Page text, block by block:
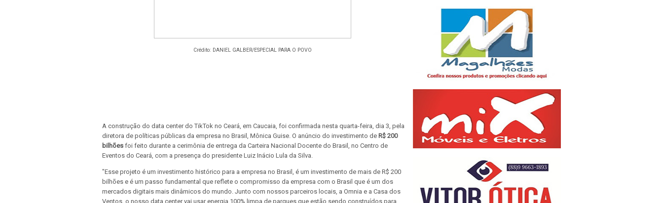
Crédito: DANIEL GALBER/ESPECIAL PARA O POVO
A construção do data center do TikTok no Ceará, em Caucaia, foi confirmada nesta quarta-feira, dia 3, pela
diretora de políticas públicas da empresa no Brasil, Mônica Guise. O anúncio do investimento de R$ 200
bilhões foi feito durante a cerimônia de entrega da Carteira Nacional Docente do Brasil, no Centro de
Eventos do Ceará, com a presença do presidente Luiz Inácio Lula da Silva.
"Esse projeto é um investimento histórico para a empresa no Brasil, é um investimento de mais de R$ 200
bilhões e é um passo fundamental que reflete o compromisso da empresa com o Brasil que é um dos
mercados digitais mais dinâmicos do mundo. Junto com nossos parceiros locais, a Omnia e a Casa dos
Ventos, o nosso data center vai usar energia 100% limpa de parques que estão sendo construídos para